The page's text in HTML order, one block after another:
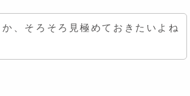
、そろそろ見極めておきたいよね